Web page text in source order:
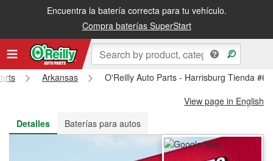
Encuentra la batería correcta para tu vehículo.
Compra baterías SuperStart
Recibe tu orden gratis al día siguiente o recógela en la tienda
Arkansas
O'Reilly Auto Parts - Harrisburg Tienda
View page in English
Detalles
Baterías para autos